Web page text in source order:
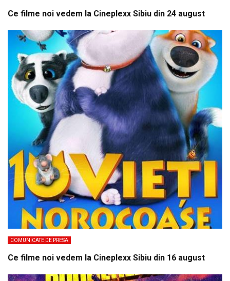
Ce filme noi vedem la Cineplexx Sibiu din 24 august
COMUNICATE DE PRESA
Ce filme noi vedem la Cineplexx Sibiu din 16 august